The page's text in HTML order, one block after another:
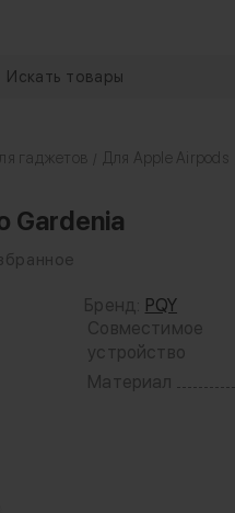
гаджетов Для Apple Airpods
Gardenia
Бренд: PQY
Совместимое
устройство
Материал